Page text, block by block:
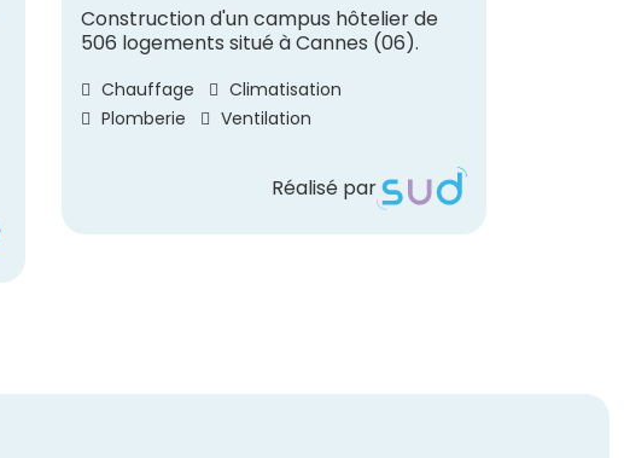
Construction d'un campus hôtelier de
506 logements situé à Cannes (06).
Chauffage
Climatisation
Plomberie
Ventilation
Réalisé par